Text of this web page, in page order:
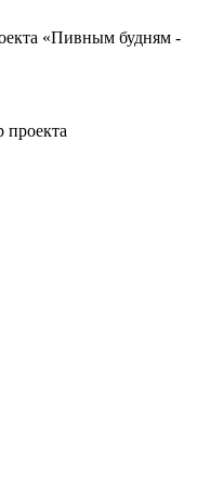
«Пивным будням -
проекта